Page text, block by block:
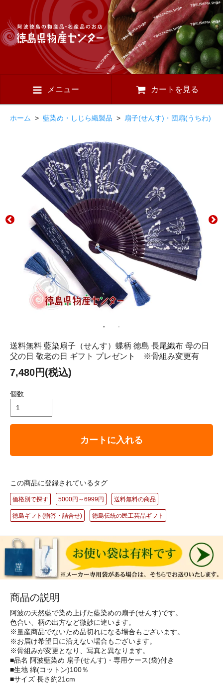
メニュー カートを見る
ホーム > 藍染め・しじら織製品 > 扇子(せんす)・団扇(うちわ)
送料無料 藍染扇子（せんす）蝶柄 徳島 長尾織布 母の日
父の日 敬老の日 ギフト プレゼント ※骨組み変更有
7,480円(税込)
個数
カートに入れる
この商品に登録されているタグ
価格別で探す 5000円～6999円 送料無料の商品
徳島ギフト(贈答・詰合せ) 徳島伝統の民工芸品ギフト
商品の説明
阿波の天然藍で染め上げた藍染めの扇子(せんす)です。
色合い、柄の出方など微妙に違います。
※量産商品でないため品切れになる場合もございます。
※お届け希望日に沿えない場合もございます。
※骨組みが変更となり、写真と異なります。
■品名 阿波藍染め 扇子(せんす)・専用ケース(袋)付き
■生地 綿(コットン)100％
■サイズ 長さ約21cm